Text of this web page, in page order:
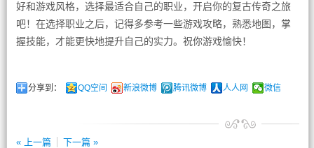
好和游戏风格，选择最适合自己的职业，开启你的复古传奇之旅
吧！在选择职业之后，记得多参考一些游戏攻略，熟悉地图，掌
握技能，才能更快地提升自己的实力。祝你游戏愉快！
分享到： QQ空间 新浪微博 腾讯微博 人人网 微信
« 上一篇
下一篇 »